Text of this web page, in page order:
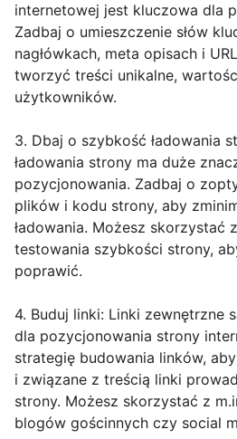
internetowej jest kluczowa dla
Zadbaj o umieszczenie słów
nagłówkach, meta opisach i
tworzyć treści unikalne,
użytkowników.
3. Dbaj o szybkość ładowania
ładowania strony ma duże
pozycjonowania. Zadbaj o
plików i kodu strony, aby
ładowania. Możesz skorzystać
testowania szybkości strony,
poprawić.
4. Buduj linki: Linki zewnętrzne
dla pozycjonowania strony
strategię budowania linków,
i związane z treścią linki
strony. Możesz skorzystać z
blogów gościnnych czy social